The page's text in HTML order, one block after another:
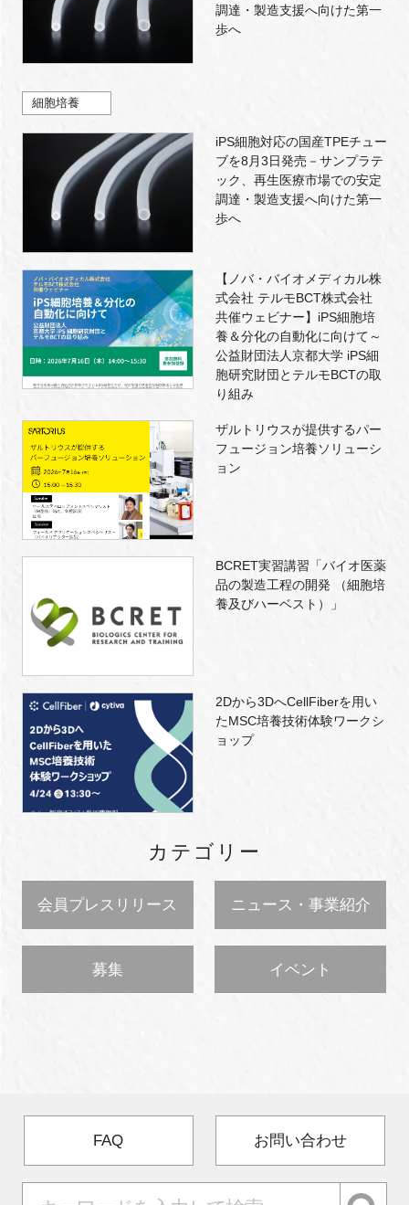
調達・製造支援へ向けた第一
歩へ
細胞培養
iPS細胞対応の国産TPEチュー
ブを8月3日発売－サンプラテ
ック、再生医療市場での安定
調達・製造支援へ向けた第一
歩へ
【ノバ・バイオメディカル株
式会社 テルモBCT株式会社
共催ウェビナー】iPS細胞培
養＆分化の自動化に向けて～
公益財団法人京都大学 iPS細
胞研究財団とテルモBCTの取
り組み
ザルトリウスが提供するパー
フュージョン培養ソリューシ
ョン
BCRET実習講習「バイオ医薬
品の製造工程の開発 （細胞培
養及びハーベスト）」
2Dから3DへCellFiberを用い
たMSC培養技術体験ワークシ
ョップ
カテゴリー
会員プレスリリース ニュース・事業紹介
募集 イベント
FAQ お問い合わせ